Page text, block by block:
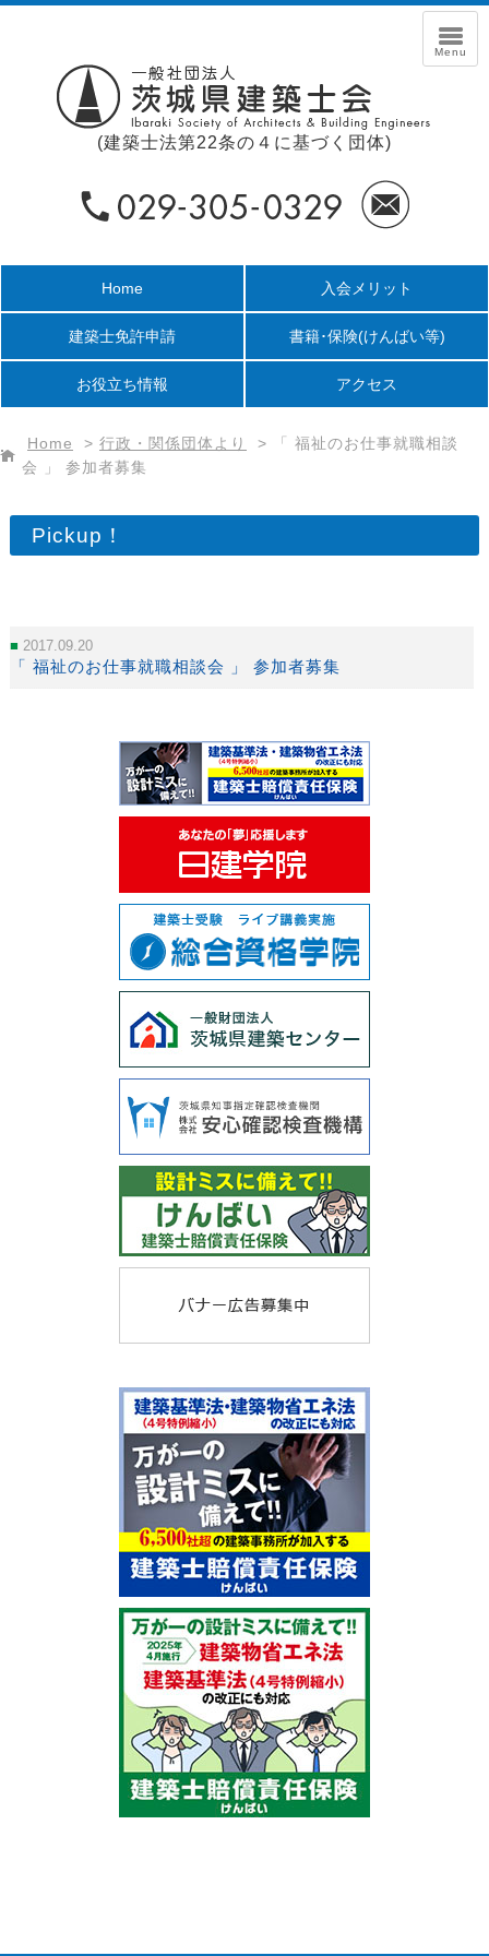
(建築士法第22条の４に基づく団体)
Home 入会メリット
建築士免許申請 書籍･保険(けんばい等)
お役立ち情報 アクセス
Home > 行政・関係団体より >
「 福祉のお仕事就職相談
会 」 参加者募集
Pickup！
2017.09.20
「 福祉のお仕事就職相談会 」 参加者募集